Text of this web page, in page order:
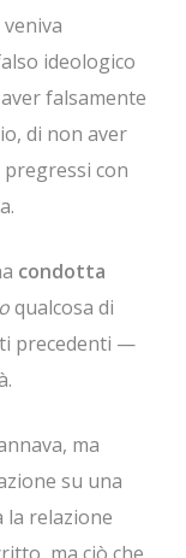
ideologico
falsamente
di non aver
con
condotta
qualcosa di
precedenti —
ma
su una
la relazione
ma ciò che